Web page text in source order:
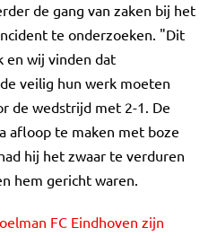
de gang van zaken bij het
te onderzoeken. "Dit
en wij vinden dat
veilig hun werk moeten
de wedstrijd met 2-1. De
afloop te maken met boze
hij het zwaar te verduren
hem gericht waren.
FC Eindhoven zijn